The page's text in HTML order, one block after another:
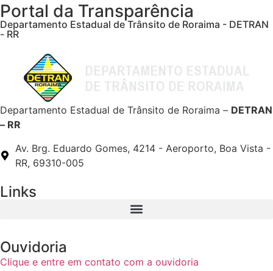
Portal da Transparência
Departamento Estadual de Trânsito de Roraima - DETRAN
- RR
Departamento Estadual de Trânsito de Roraima – DETRAN
– RR
Av. Brg. Eduardo Gomes, 4214 - Aeroporto, Boa Vista -
RR, 69310-005
Links
Ouvidoria
Clique e entre em contato com a ouvidoria